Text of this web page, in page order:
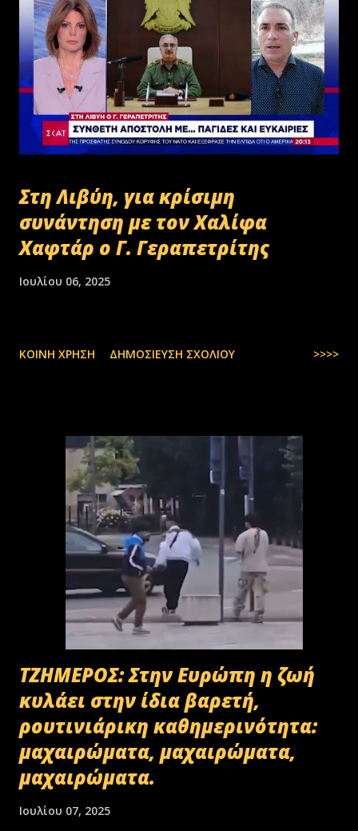
Στη Λιβύη, για κρίσιμη
συνάντηση με τον Χαλίφα
Χαφτάρ ο Γ. Γεραπετρίτης
Ιουλίου 06, 2025
ΚΟΙΝΉ ΧΡΉΣΗ ΔΗΜΟΣΊΕΥΣΗ ΣΧΟΛΊΟΥ >>>>
ΤΖΗΜΕΡΟΣ: Στην Ευρώπη η ζωή
κυλάει στην ίδια βαρετή,
ρουτινιάρικη καθημερινότητα:
μαχαιρώματα, μαχαιρώματα,
μαχαιρώματα.
Ιουλίου 07, 2025